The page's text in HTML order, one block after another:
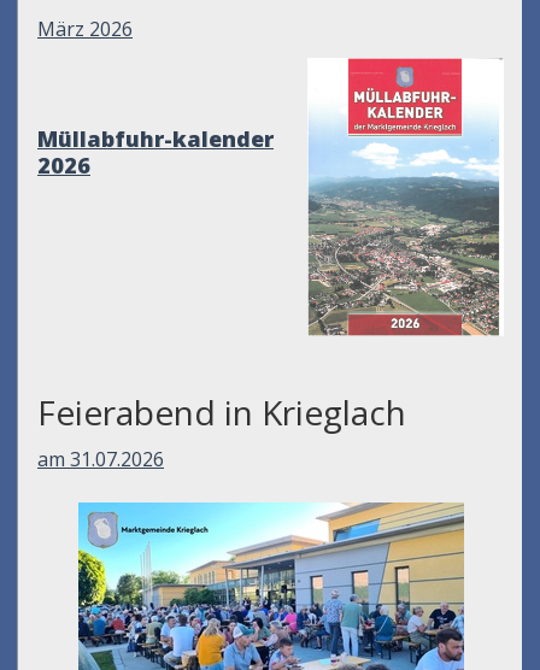
März 2026
Müllabfuhr-kalender
2026
Feierabend in Krieglach
am 31.07.2026